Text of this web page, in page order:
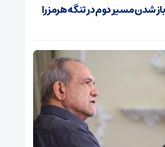
شدن مسیر دوم در تنگه هرمز را